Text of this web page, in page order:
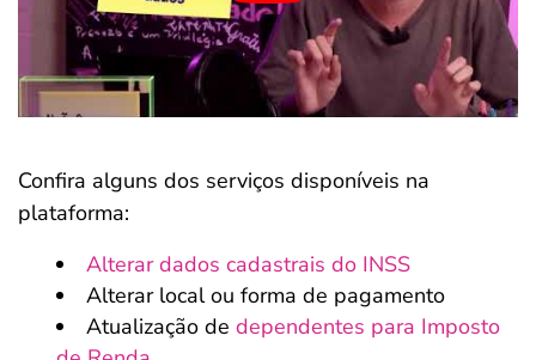
Confira alguns dos serviços disponíveis na
plataforma:
Alterar dados cadastrais do INSS
Alterar local ou forma de pagamento
Atualização de dependentes para Imposto